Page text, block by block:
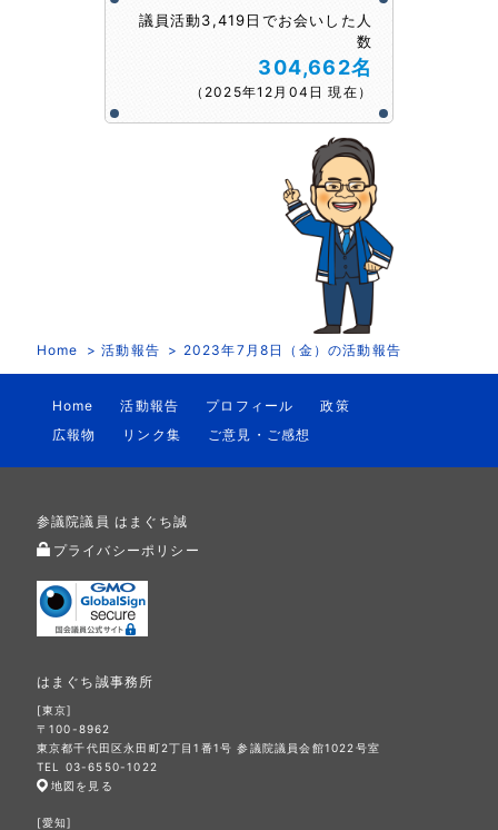
議員活動3,419日でお会いした人
数
304,662名
（2025年12月04日 現在）
Home 活動報告 2023年7月8日（金）の活動報告
Home 活動報告 プロフィール
政策
広報物
リンク集 ご意見・ご感想
参議院議員 はまぐち誠
プライバシーポリシー
はまぐち誠事務所
[東京]
〒100-8962
東京都千代田区永田町2丁目1番1号 参議院議員会館1022号室
TEL 03-6550-1022
地図を見る
[愛知]